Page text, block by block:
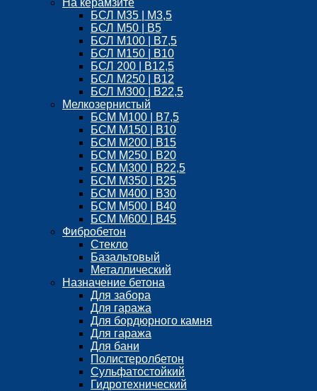
На керамзите
БСЛ M35 | М3,5
БСЛ M50 | B5
БСЛ M100 | B7,5
БСЛ M150 | B10
БСЛ 200 | B12,5
БСЛ М250 | B12
БСЛ M300 | B22,5
Мелкозернистый
БСМ М100 | B7,5
БСМ M150 | B10
БСМ М200 | B15
БСМ М250 | B20
БСМ M300 | B22,5
БСМ M350 | B25
БСМ М400 | B30
БСМ M500 | B40
БСМ M600 | B45
Фибробетон
Стекло
Базальтовый
Металлический
Назначение бетона
Для забора
Для гаража
Для бордюрного камня
Для гаража
Для бани
Полистеролбетон
Сульфатостойкий
Гидротехнический